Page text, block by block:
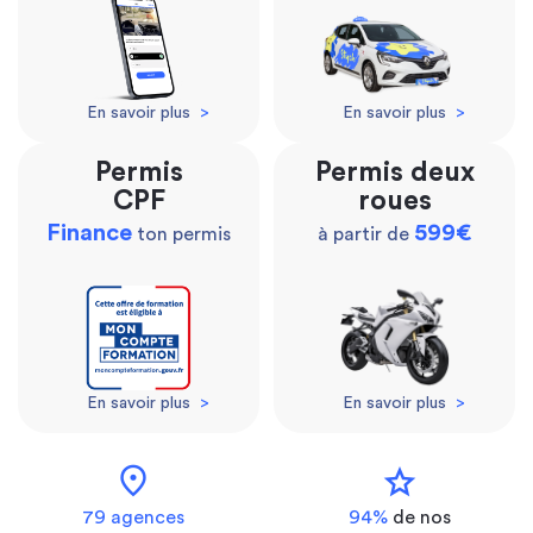
En savoir plus > En savoir plus >
Permis
CPF
Finance ton permis
En savoir plus >
Permis deux
roues
à partir de 599€
En savoir plus >
location_on
79 agences
star
94% de nos